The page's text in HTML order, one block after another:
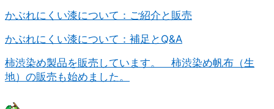
かぶれにくい漆について：ご紹介と販売
かぶれにくい漆について：補足とQ&A
柿渋染め製品を販売しています。 柿渋染め帆布（生
地）の販売も始めました。